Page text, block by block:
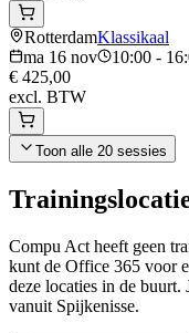
RotterdamKlassikaal
ma 16 nov
10:00 -
€ 425,00
excl. BTW
Toon alle 20 sessies
Compu Act heeft geen
kunt de Office 365 voor
deze locaties in de buurt.
vanuit Spijkenisse.